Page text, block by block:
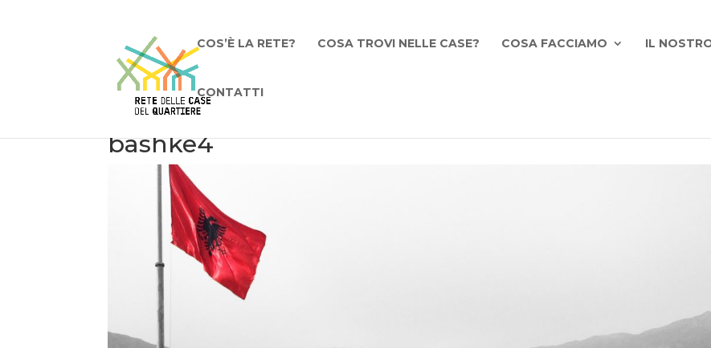
COS’È LA RETE? COSA TROVI NELLE CASE? COSA FACCIAMO IL
CONTATTI
bashke4